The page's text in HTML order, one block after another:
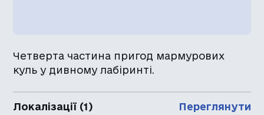
Четверта частина пригод мармурових
куль у дивному лабіринті.
Локалізації (1) Переглянути